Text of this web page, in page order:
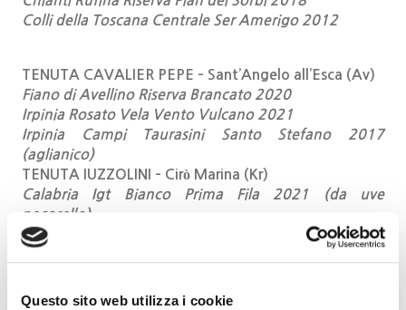
Questo sito web utilizza i cookie
Colli della Toscana Centrale Ser Amerigo 2012
TENUTA CAVALIER PEPE – Sant’Angelo all’Esca (Av)
Fiano di Avellino Riserva Brancato 2020
Irpinia Rosato Vela Vento Vulcano 2021
Irpinia Campi Taurasini Santo Stefano 2017
(aglianico)
TENUTA IUZZOLINI – Cirò Marina (Kr)
Calabria Igt Bianco Prima Fila 2021 (da uve
pecorello)
VETRÈRE – Taranto
Negroamaro Riserva Lago della Pergola 2018